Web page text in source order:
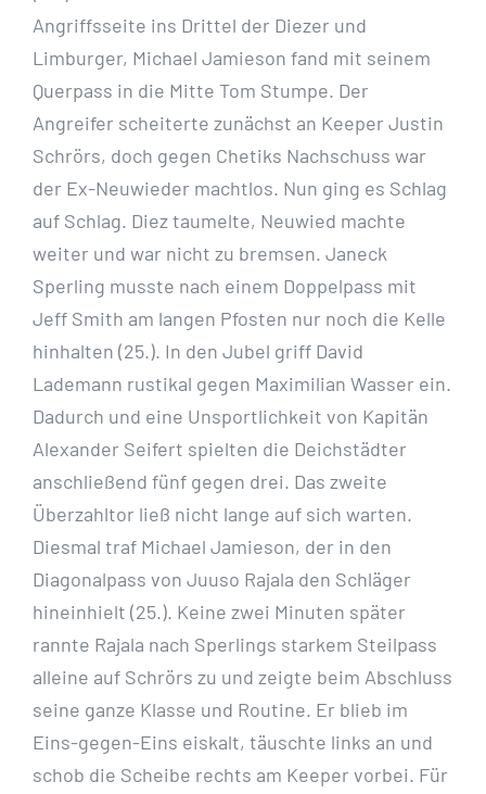
Angriffsseite ins Drittel der Diezer und
Limburger, Michael Jamieson fand mit seinem
Querpass in die Mitte Tom Stumpe. Der
Angreifer scheiterte zunächst an Keeper Justin
Schrörs, doch gegen Chetiks Nachschuss war
der Ex-Neuwieder machtlos. Nun ging es Schlag
auf Schlag. Diez taumelte, Neuwied machte
weiter und war nicht zu bremsen. Janeck
Sperling musste nach einem Doppelpass mit
Jeff Smith am langen Pfosten nur noch die Kelle
hinhalten (25.). In den Jubel griff David
Lademann rustikal gegen Maximilian Wasser ein.
Dadurch und eine Unsportlichkeit von Kapitän
Alexander Seifert spielten die Deichstädter
anschließend fünf gegen drei. Das zweite
Überzahltor ließ nicht lange auf sich warten.
Diesmal traf Michael Jamieson, der in den
Diagonalpass von Juuso Rajala den Schläger
hineinhielt (25.). Keine zwei Minuten später
rannte Rajala nach Sperlings starkem Steilpass
alleine auf Schrörs zu und zeigte beim Abschluss
seine ganze Klasse und Routine. Er blieb im
Eins-gegen-Eins eiskalt, täuschte links an und
schob die Scheibe rechts am Keeper vorbei. Für